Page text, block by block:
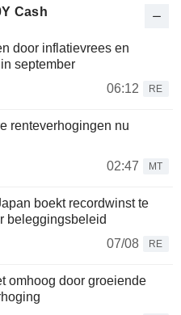
Cash
door inflatievrees en
september
06:12
RE
renteverhogingen nu
02:47
MT
boekt recordwinst te
beleggingsbeleid
07/08
RE
omhoog door groeiende